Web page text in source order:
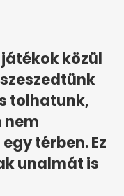
közül
tolhatunk,
nem
térben. Ez
unalmát is